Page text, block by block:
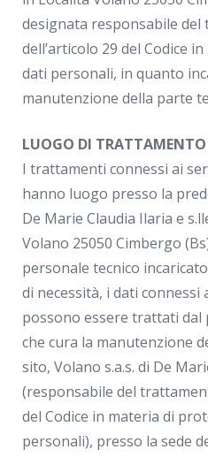
designata responsabile
dell’articolo 29 del Codice
dati personali, in quanto
manutenzione della parte
LUOGO DI TRATTAMENTO
I trattamenti connessi ai
hanno luogo presso la
De Marie Claudia Ilaria e
Volano 25050 Cimbergo
personale tecnico
di necessità, i dati
possono essere trattati dal
che cura la manutenzione
sito, Volano s.a.s. di De
(responsabile del
del Codice in materia di
personali), presso la sede